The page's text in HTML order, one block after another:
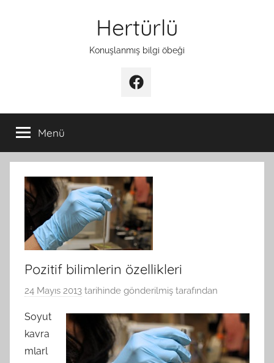
Hertürlü
Konuşlanmış bilgi öbeği
Facebook
Menü
Pozitif bilimlerin özellikleri
24 Mayıs 2013 tarihinde gönderilmiş tarafından
Soyut
kavra
mlarl